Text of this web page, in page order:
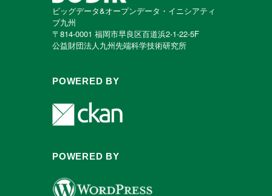
ビッグデータ&オープンデータ・イニシアティ
ブ九州
〒814-0001 福岡市早良区百道浜2-1-22-5F
公益財団法人九州先端科学技術研究所
POWERED BY
POWERED BY